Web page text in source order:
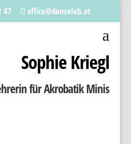
47 office@dancelab.at
Sophie Kriegl
für Akrobatik Minis